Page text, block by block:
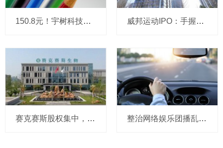
150.8元！宇树科技，IPO发行价定了 威邦运动IPO：手握8亿现金仍募资补流，实控人家族持股超99%
赛克赛斯股权集中，前番冲刺曾受警示，经销为主营收波动 整治网络娱乐团播乱象 中央网信办处置1840余个违规账号